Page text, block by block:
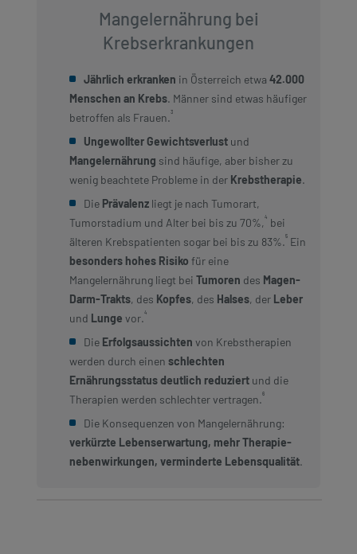
Mangelernährung bei
Krebserkrankungen​
Jährlich erkranken in Österreich etwa 42.000
Menschen an Krebs. Männer sind etwas häufiger
betroffen als Frauen.³​
Ungewollter Gewichtsverlustund
Mangelernährung sind häufige, aber bisher zu
wenig beachtete Probleme in der Krebstherapie.
Die Prävalenzliegt je nach Tumorart,
Tumorstadium und Alter bei bis zu 70%,⁴ bei
älteren Krebspatienten sogar bei bis zu 83%.⁵Ein
besonders hohes Risiko für eine
Mangelernährung liegt bei Tumoren des Magen-
Darm-Trakts, des Kopfes, des Halses, der Leber
und Lunge vor.⁴
Die Erfolgsaussichten von Krebstherapien
werden durch einen schlechten
Ernährungsstatus deutlich reduziertund die
Therapien werden schlechter vertragen.⁶
Die Konsequenzen von Mangelernährung:
verkürzte Lebenserwartung, mehr Therapie­
nebenwirkungen, verminderte Lebensqualität.